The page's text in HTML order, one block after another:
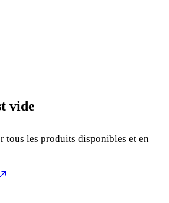
vide
tous les produits disponibles et en